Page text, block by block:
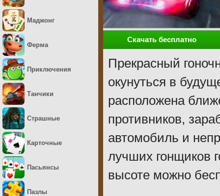
Скачать бесплатно
Прекрасный
окунуться в
расположена
противников,
автомобиль и
лучших гонщиков
высоте можно
Маджонг
Ферма
Приключения
Танчики
Страшные
Карточные
Пасьянсы
Пазлы